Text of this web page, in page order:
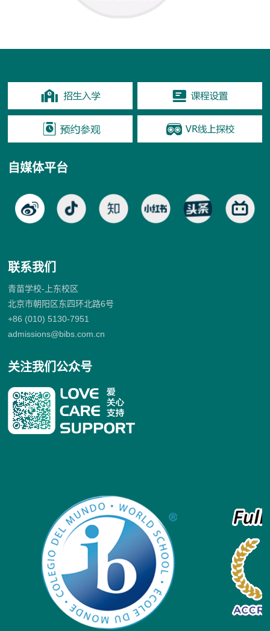
自媒体平台
联系我们
青苗学校-上东校区
北京市朝阳区东四环北路6号
+86 (010) 5130-7951
admissions@bibs.com.cn
关注我们公众号